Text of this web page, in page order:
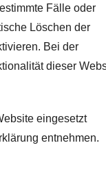
Fälle oder
Löschen der
Bei der
dieser
eingesetzt
entnehmen.